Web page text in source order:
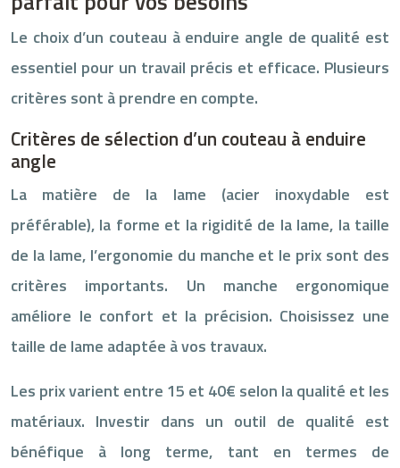
Le choix d’un couteau à enduire angle de qualité est
essentiel pour un travail précis et efficace. Plusieurs
critères sont à prendre en compte.
Critères de sélection d’un couteau à enduire
angle
La matière de la lame (acier inoxydable est
préférable), la forme et la rigidité de la lame, la taille
de la lame, l’ergonomie du manche et le prix sont des
critères importants. Un manche ergonomique
améliore le confort et la précision. Choisissez une
taille de lame adaptée à vos travaux.
Les prix varient entre 15 et 40€ selon la qualité et les
matériaux. Investir dans un outil de qualité est
bénéfique à long terme, tant en termes de